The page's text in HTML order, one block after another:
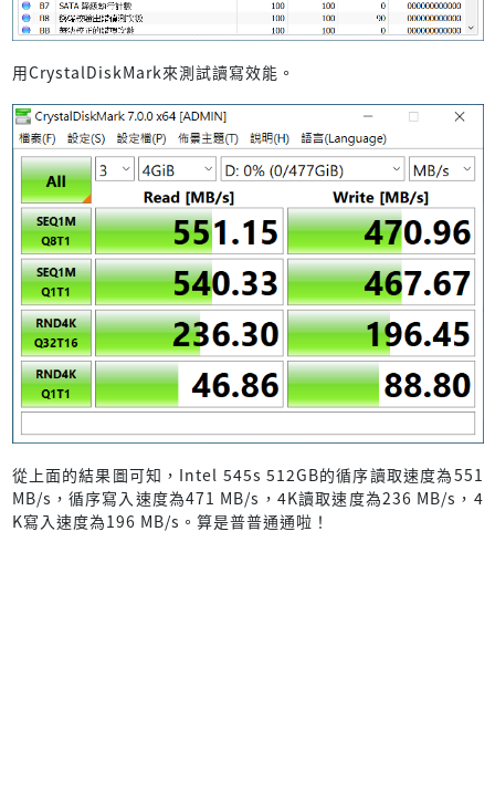
用CrystalDiskMark來測試讀寫效能。
從上面的結果圖可知，Intel 545s 512GB的循序讀取速度為551
MB/s，循序寫入速度為471 MB/s，4K讀取速度為236 MB/s，4
K寫入速度為196 MB/s。算是普普通通啦！